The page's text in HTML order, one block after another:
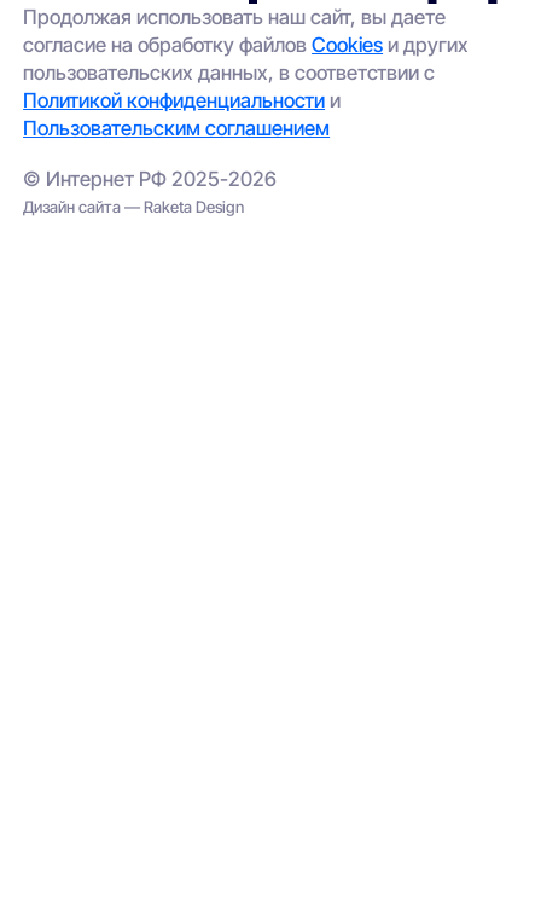
Продолжая использовать наш сайт, вы даете
согласие на обработку файловCookies и других
пользовательских данных, в соответствии с
Политикой конфиденциальности и
Пользовательским соглашением
© Интернет РФ 2025-2026
Дизайн сайта — Raketa Design